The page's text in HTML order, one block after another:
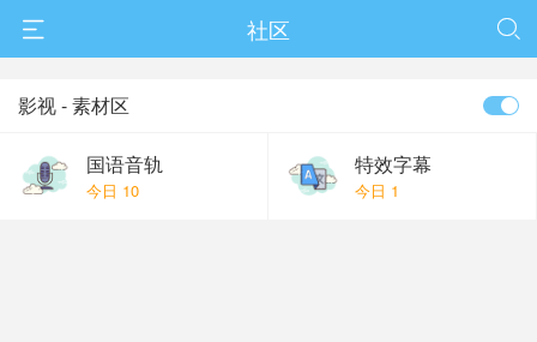
 
社区
影视 - 素材区
国语音轨
今日 10
特效字幕
今日 1